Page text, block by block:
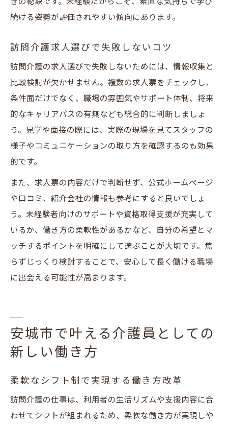
続ける姿勢が評価されやすい傾向にあります。
訪問介護求人選びで失敗しないコツ
訪問介護の求人選びで失敗しないためには、情報収集と
比較検討が欠かせません。複数の求人票をチェックし、
条件面だけでなく、職場の雰囲気やサポート体制、将来
的なキャリアパスの有無なども総合的に判断しましょ
う。見学や面接の際には、実際の現場を見てスタッフの
様子やコミュニケーションの取り方を確認するのも効果
的です。
また、求人票の内容だけで判断せず、公式ホームページ
や口コミ、紹介会社の情報も参考にすると良いでしょ
う。未経験者向けのサポートや資格取得支援が充実して
いるか、働き方の柔軟性があるかなど、自分の希望とマ
ッチするポイントを明確にして選ぶことが大切です。焦
らずじっくり検討することで、安心して長く働ける職場
に出会える可能性が高まります。
安城市で叶える介護員としての
新しい働き方
柔軟なシフト制で実現する働き方改革
訪問介護の仕事は、利用者の生活リズムや支援内容に合
わせてシフトが組まれるため、柔軟な働き方が実現しや